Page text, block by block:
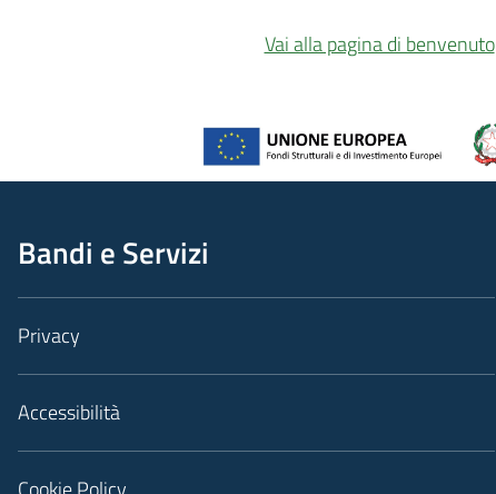
Vai alla pagina di benvenuto
Bandi e Servizi
Privacy
Accessibilità